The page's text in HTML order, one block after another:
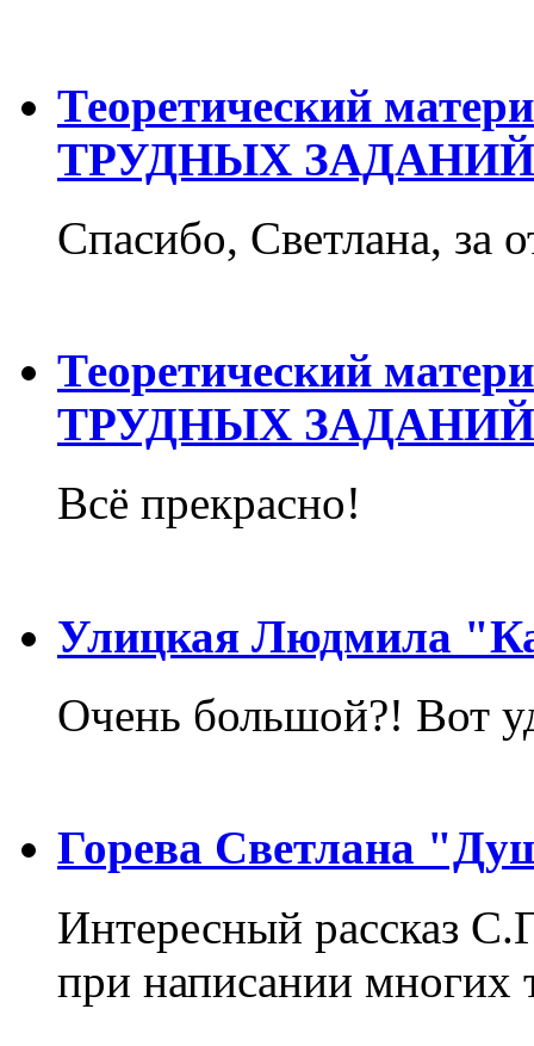
Теоретический
ТРУДНЫХ
Спасибо, Светлана, за
Теоретический
ТРУДНЫХ
Всё прекрасно!
Улицкая Людмила
Очень большой?! Вот
Горева Светлана
Интересный рассказ
при написании многих